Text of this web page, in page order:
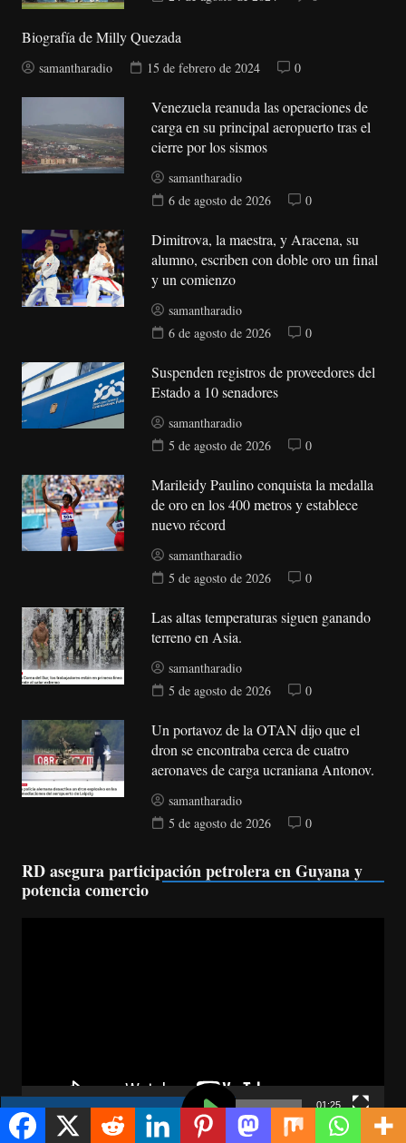
Biografía de Milly Quezada
samantharadio 15 de febrero de 2024 0
Venezuela reanuda las operaciones de
carga en su principal aeropuerto tras el
cierre por los sismos
samantharadio
6 de agosto de 2026
0
Dimitrova, la maestra, y Aracena, su
alumno, escriben con doble oro un final
y un comienzo
samantharadio
6 de agosto de 2026
0
Suspenden registros de proveedores del
Estado a 10 senadores
samantharadio
5 de agosto de 2026
0
Marileidy Paulino conquista la medalla
de oro en los 400 metros y establece
nuevo récord
samantharadio
5 de agosto de 2026
0
Las altas temperaturas siguen ganando
terreno en Asia.
samantharadio
5 de agosto de 2026
0
Un portavoz de la OTAN dijo que el
dron se encontraba cerca de cuatro
aeronaves de carga ucraniana Antonov.
samantharadio
5 de agosto de 2026
0
RD asegura participación petrolera en Guyana y
potencia comercio
01:25